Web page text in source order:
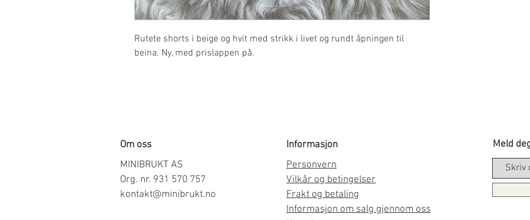
Rutete shorts i beige og hvit med strikk i livet og rundt åpningen til
beina. Ny, med prislappen på.
Om oss
MINIBRUKT AS
Org. nr. 931 570 757
kontakt@minibrukt.no
Informasjon
Personvern
Vilkår og betingelser
Frakt og betaling
Informasjon om salg gjennom oss
Meld